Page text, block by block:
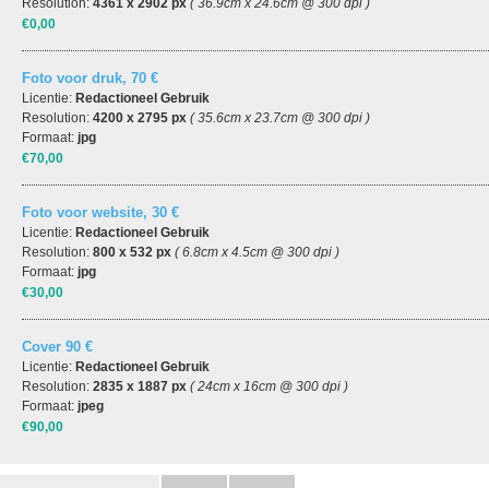
Resolution: 4361 x 2902 px ( 36.9cm x 24.6cm @ 300 dpi )
€0,00
Foto voor druk, 70 €
Licentie: Redactioneel Gebruik
Resolution: 4200 x 2795 px ( 35.6cm x 23.7cm @ 300 dpi )
Formaat: jpg
€70,00
Foto voor website, 30 €
Licentie: Redactioneel Gebruik
Resolution: 800 x 532 px ( 6.8cm x 4.5cm @ 300 dpi )
Formaat: jpg
€30,00
Cover 90 €
Licentie: Redactioneel Gebruik
Resolution: 2835 x 1887 px ( 24cm x 16cm @ 300 dpi )
Formaat: jpeg
€90,00